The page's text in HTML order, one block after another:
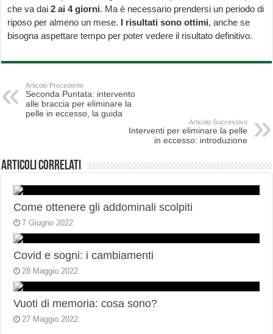
che va dai2 ai 4 giorni. Ma è necessario prendersi un periodo di
riposo per almeno un mese. I risultati sono ottimi, anche se
bisogna aspettare tempo per poter vedere il risultato definitivo.
Articolo Precedente
Seconda Puntata: intervento
alle braccia per eliminare la
pelle in eccesso, la guida
Articolo Successivo
Interventi per eliminare la pelle
in eccesso: introduzione
Articoli correlati
Come ottenere gli addominali scolpiti
7 Giugno 2022
Covid e sogni: i cambiamenti
28 Maggio 2022
Vuoti di memoria: cosa sono?
27 Maggio 2022